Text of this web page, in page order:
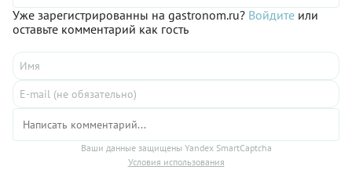
Уже зарегистрированны на gastronom.ru? Войдите или
оставьте комментарий как гость
Ваши данные защищены Yandex SmartCaptcha
Условия использования